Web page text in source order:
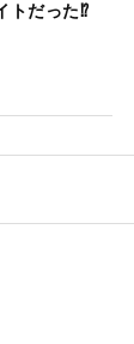
トだった⁉